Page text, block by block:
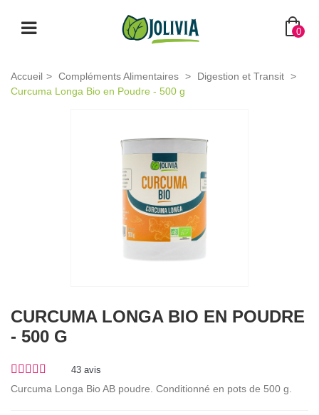
0
Accueil > Compléments Alimentaires > Digestion et Transit >
Curcuma Longa Bio en Poudre - 500 g
CURCUMA LONGA BIO EN POUDRE
- 500 G
43 avis
Curcuma Longa Bio AB poudre. Conditionné en pots de 500 g.